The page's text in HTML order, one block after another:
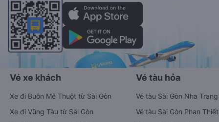
Vé xe khách
Xe đi Buôn Mê Thuột từ Sài Gòn
Xe đi Vũng Tàu từ Sài Gòn
Vé tàu hỏa
Vé tàu Sài Gòn Nha Trang
Vé tàu Sài Gòn Phan Thiết